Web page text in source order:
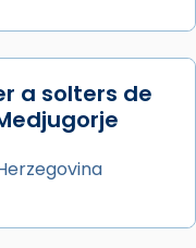
fou el primer
per
les invasions
a patró dels
de tota
a solters de